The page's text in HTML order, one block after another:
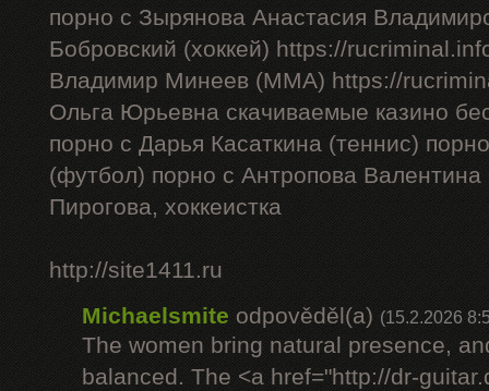
порно с Зырянова Анастасия
Бобровский (хоккей) https://
Владимир Минеев (ММА) https://
Ольга Юрьевна скачиваемые казино
порно с Дарья Касаткина (теннис)
(футбол) порно с Антропова
Пирогова, хоккеистка
http://site1411.ru
Michaelsmite odpověděl(a) (15.2.2026
The women bring natural presence,
balanced. The <a href="http://dr-